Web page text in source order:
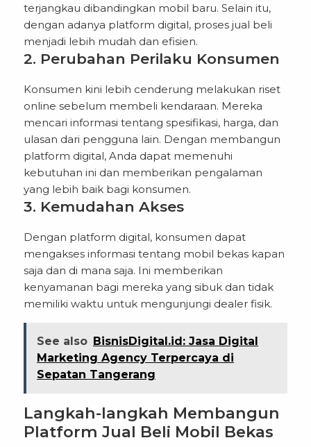
terjangkau dibandingkan mobil baru. Selain itu,
dengan adanya platform digital, proses jual beli
menjadi lebih mudah dan efisien.
2. Perubahan Perilaku Konsumen
Konsumen kini lebih cenderung melakukan riset
online sebelum membeli kendaraan. Mereka
mencari informasi tentang spesifikasi, harga, dan
ulasan dari pengguna lain. Dengan membangun
platform digital, Anda dapat memenuhi
kebutuhan ini dan memberikan pengalaman
yang lebih baik bagi konsumen.
3. Kemudahan Akses
Dengan platform digital, konsumen dapat
mengakses informasi tentang mobil bekas kapan
saja dan di mana saja. Ini memberikan
kenyamanan bagi mereka yang sibuk dan tidak
memiliki waktu untuk mengunjungi dealer fisik.
See also BisnisDigital.id: Jasa Digital
Marketing Agency Terpercaya di
Sepatan Tangerang
Langkah-langkah Membangun
Platform Jual Beli Mobil Bekas